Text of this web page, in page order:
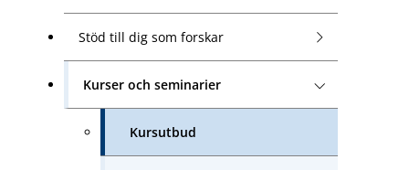
Stöd till dig som forskar
Kurser och seminarier
Kursutbud